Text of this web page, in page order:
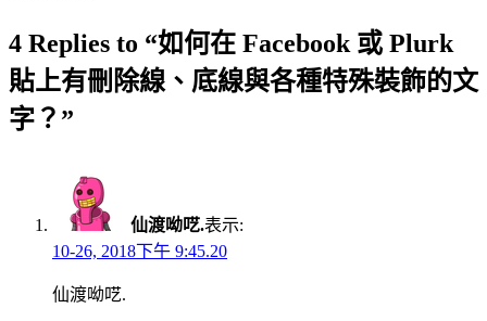
4 Replies to “如何在 Facebook 或 Plurk
貼上有刪除線、底線與各種特殊裝飾的文
字？”
仙渡呦呓.表示:
10-26, 2018下午 9:45.20
仙渡呦呓.